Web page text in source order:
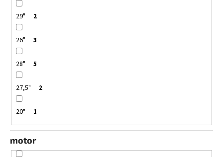
29" 2
26" 3
28" 5
27,5" 2
20" 1
motor